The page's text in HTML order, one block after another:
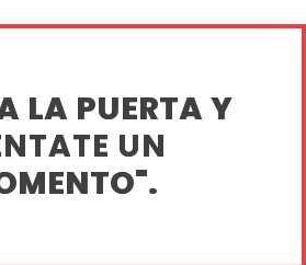
LA PUERTA Y
UN